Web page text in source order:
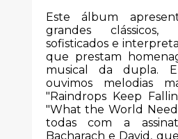
Este álbum
grandes clássicos,
sofisticados e
que prestam
musical da dupla.
ouvimos melodias
"Raindrops Keep
"What the World
todas com a
Bacharach e David,